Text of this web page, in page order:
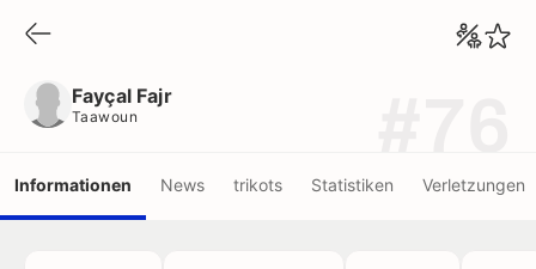
Fayçal Fajr
Taawoun
Informationen News trikots Statistiken Verletzungen